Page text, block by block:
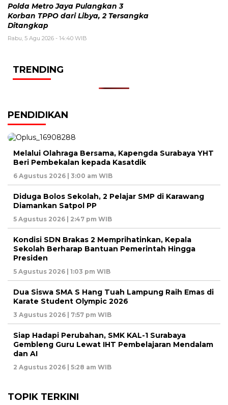
Polda Metro Jaya Pulangkan 3
Korban TPPO dari Libya, 2 Tersangka
Ditangkap
Rabu, 5 Agu 2026 - 14:40 WIB
TRENDING
PENDIDIKAN
Melalui Olahraga Bersama, Kapengda Surabaya YHT
Beri Pembekalan kepada Kasatdik
6 Agustus 2026 | 3:00 am WIB
Diduga Bolos Sekolah, 2 Pelajar SMP di Karawang
Diamankan Satpol PP
5 Agustus 2026 | 2:47 pm WIB
Kondisi SDN Brakas 2 Memprihatinkan, Kepala
Sekolah Berharap Bantuan Pemerintah Hingga
Presiden
5 Agustus 2026 | 1:03 pm WIB
Dua Siswa SMA S Hang Tuah Lampung Raih Emas di
Karate Student Olympic 2026
3 Agustus 2026 | 7:57 pm WIB
Siap Hadapi Perubahan, SMK KAL-1 Surabaya
Gembleng Guru Lewat IHT Pembelajaran Mendalam
dan AI
2 Agustus 2026 | 5:28 am WIB
TOPIK TERKINI